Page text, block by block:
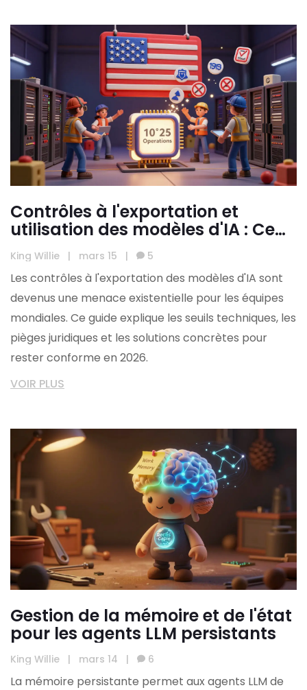
Contrôles à l'exportation et
utilisation des modèles d'IA : Ce
que les équipes mondiales
doivent savoir pour rester
conformes
King Willie | mars 15 | 5
Les contrôles à l'exportation des modèles d'IA sont
devenus une menace existentielle pour les équipes
mondiales. Ce guide explique les seuils techniques, les
pièges juridiques et les solutions concrètes pour
rester conforme en 2026.
VOIR PLUS
Gestion de la mémoire et de l'état
pour les agents LLM persistants
King Willie | mars 14 | 6
La mémoire persistante permet aux agents LLM de